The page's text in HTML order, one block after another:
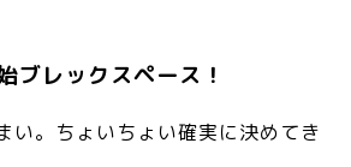
ブレックスペース！
い。ちょいちょい確実に決めてき